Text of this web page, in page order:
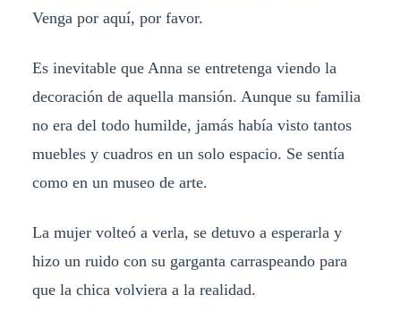
Venga por aquí, por favor.
Es inevitable que Anna se entretenga viendo la
decoración de aquella mansión. Aunque su familia
no era del todo humilde, jamás había visto tantos
muebles y cuadros en un solo espacio. Se sentía
como en un museo de arte.
La mujer volteó a verla, se detuvo a esperarla y
hizo un ruido con su garganta carraspeando para
que la chica volviera a la realidad.